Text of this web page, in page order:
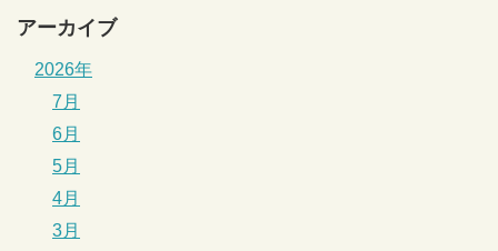
アーカイブ
2026年
7月
6月
5月
4月
3月